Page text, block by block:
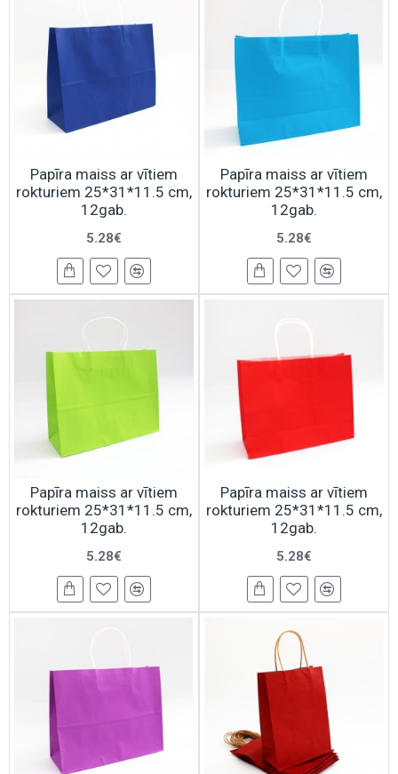
Papīra maiss ar vītiem
rokturiem 25*31*11.5 cm,
12gab.
5.28€
Papīra maiss ar vītiem
rokturiem 25*31*11.5 cm,
12gab.
5.28€
Papīra maiss ar vītiem
rokturiem 25*31*11.5 cm,
12gab.
5.28€
Papīra maiss ar vītiem
rokturiem 25*31*11.5 cm,
12gab.
5.28€